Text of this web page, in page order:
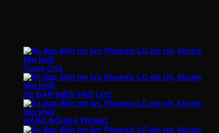
Trang Chủ
XE ĐẠP ĐIỆN TRỢ LỰC
HÀNG NỘI ĐỊA TRUNG